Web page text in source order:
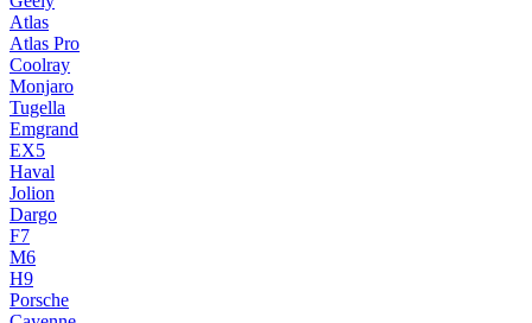
Atlas
Atlas Pro
Coolray
Monjaro
Tugella
Emgrand
EX5
Haval
Jolion
Dargo
F7
M6
H9
Porsche